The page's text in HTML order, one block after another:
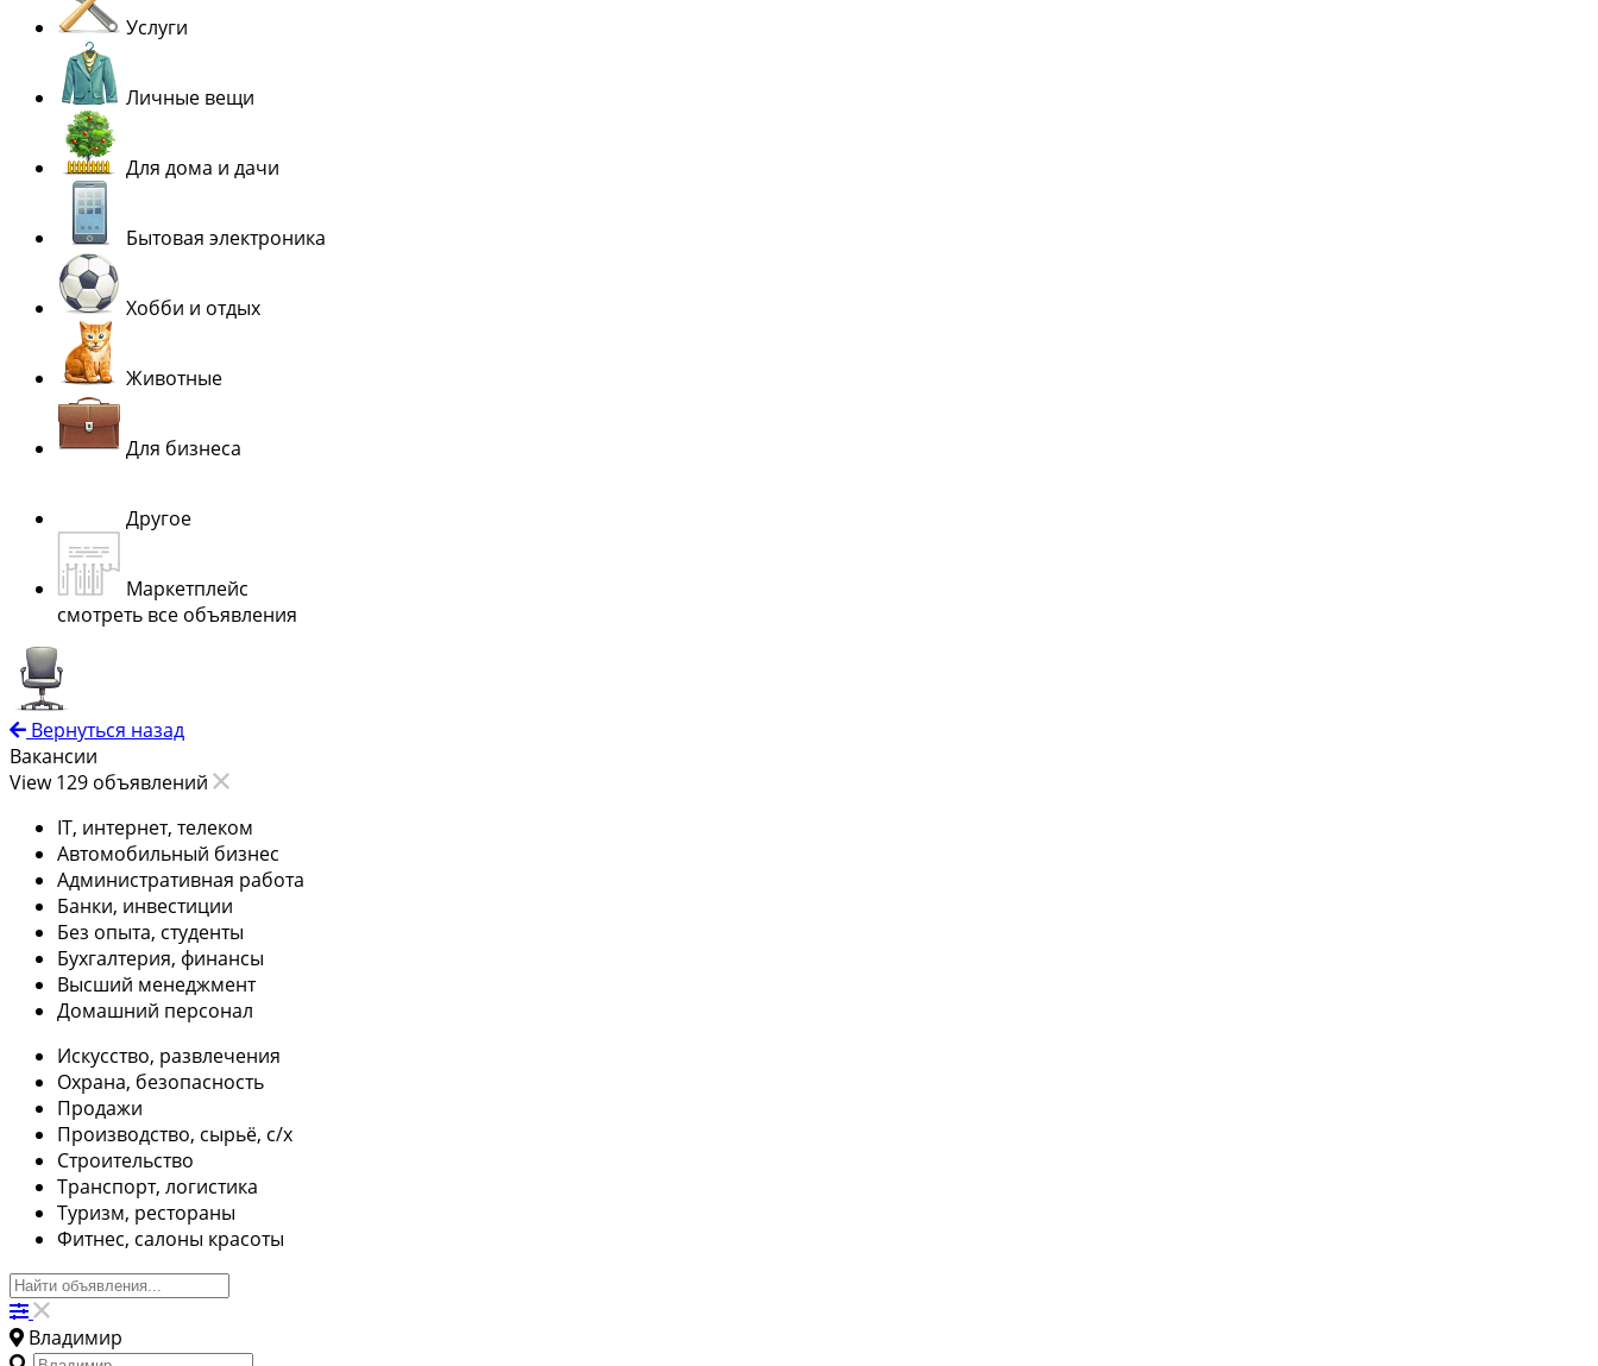
Услуги
Личные вещи
Для дома и дачи
Бытовая электроника
Хобби и отдых
Животные
Для бизнеса
Другое
Маркетплейс
смотреть все объявления
Вернуться назад
Вакансии
View 129 объявлений
IT, интернет, телеком
Автомобильный бизнес
Административная работа
Банки, инвестиции
Без опыта, студенты
Бухгалтерия, финансы
Высший менеджмент
Домашний персонал
Искусство, развлечения
Охрана, безопасность
Продажи
Производство, сырьё, с/х
Строительство
Транспорт, логистика
Туризм, рестораны
Фитнес, салоны красоты
Владимир